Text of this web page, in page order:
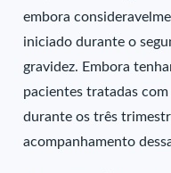
embora
iniciado durante o
gravidez. Embora
pacientes tratadas
durante os três
acompanhamento